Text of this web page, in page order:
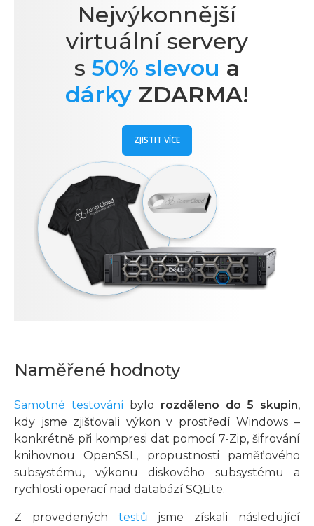
Nejvýkonnější
virtuální servery
s 50% slevou a
dárky ZDARMA!
ZJISTIT VÍCE
Naměřené hodnoty
Samotné testováníbylo rozděleno do 5 skupin,
kdy jsme zjišťovali výkon v prostředí Windows –
konkrétně při kompresi dat pomocí 7-Zip, šifrování
knihovnou OpenSSL, propustnosti paměťového
subsystému, výkonu diskového subsystému a
rychlosti operací nad databází SQLite.
Z provedených testů jsme získali následující